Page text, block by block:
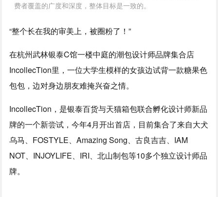
费者覆盖的广度和深度，整体目标是一致的。
“整个长在我的审美上，被圈粉了！”
在杭州武林银泰C馆一楼中庭的潮包设计师品牌集合店
IncollecTion里，一位大学生模样的女孩边试背一款糖果色
包包，边对身边朋友难掩兴奋之情。
IncollecTion，是银泰百货与天猫箱包联合孵化设计师新品
牌的一个新尝试，今年4月开出首店，目前集合了来自大犬
乌马、FOSTYLE、Amazing Song、古良吉吉、IAM
NOT、INJOYLIFE、IRI、北山制包等10多个独立设计师品
牌。